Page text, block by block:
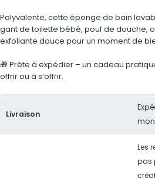
Polyvalente, cette éponge de bain
gant de toilette bébé, pouf de douche,
exfoliante douce pour un moment de
🎁 Prête à expédier – un cadeau
offrir ou à s’offrir.
Livraison
Les
pas